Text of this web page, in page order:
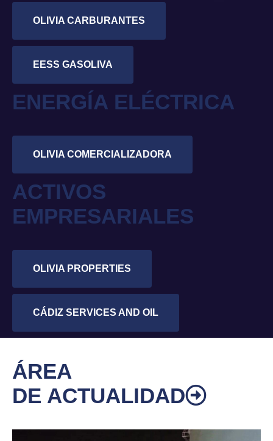
OLIVIA CARBURANTES
EESS GASOLIVA
ENERGÍA ELÉCTRICA
OLIVIA COMERCIALIZADORA
ACTIVOS
EMPRESARIALES
OLIVIA PROPERTIES
CÁDIZ SERVICES AND OIL
ÁREA
DE ACTUALIDAD